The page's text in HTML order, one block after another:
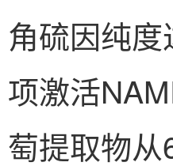
角硫因纯
项激活
萄提取物